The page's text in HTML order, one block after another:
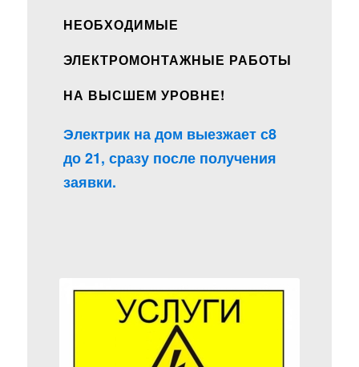
НЕОБХОДИМЫЕ
ЭЛЕКТРОМОНТАЖНЫЕ РАБОТЫ
НА ВЫСШЕМ УРОВНЕ!
Электрик на дом выезжает с8
до 21, сразу после получения
заявки.